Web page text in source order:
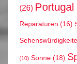
(26) Portugal
Reparaturen (16)
(10) Sonne (18)